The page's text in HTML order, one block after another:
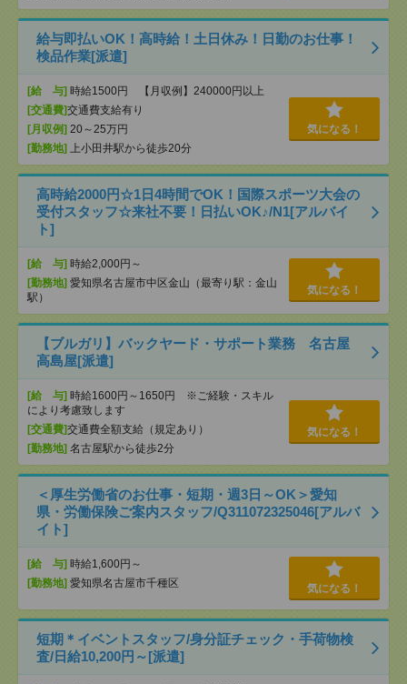
給与即払いOK！高時給！土日休み！日勤のお仕事！
検品作業[派遣]
[給 与] 時給1500円 【月収例】240000円以上
[交通費]交通費支給有り
[月収例] 20～25万円
[勤務地] 上小田井駅から徒歩20分
気になる！
高時給2000円☆1日4時間でOK！国際スポーツ大会の
受付スタッフ☆来社不要！日払いOK♪/N1[アルバイ
ト]
[給 与] 時給2,000円～
[勤務地] 愛知県名古屋市中区金山（最寄り駅：金山
駅）
気になる！
【ブルガリ】バックヤード・サポート業務 名古屋
高島屋[派遣]
[給 与] 時給1600円～1650円 ※ご経験・スキル
により考慮致します
[交通費]交通費全額支給（規定あり）
[勤務地] 名古屋駅から徒歩2分
気になる！
＜厚生労働省のお仕事・短期・週3日～OK＞愛知
県・労働保険ご案内スタッフ/Q311072325046[アルバ
イト]
[給 与] 時給1,600円～
[勤務地] 愛知県名古屋市千種区 気になる！
短期＊イベントスタッフ/身分証チェック・手荷物検
査/日給10,200円～[派遣]